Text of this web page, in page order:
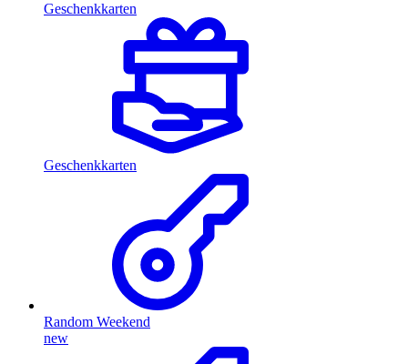
Geschenkkarten
Geschenkkarten
Random Weekend
new